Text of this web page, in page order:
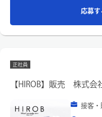
応募す
正社員
【HIROB】販売 株式会
接客・